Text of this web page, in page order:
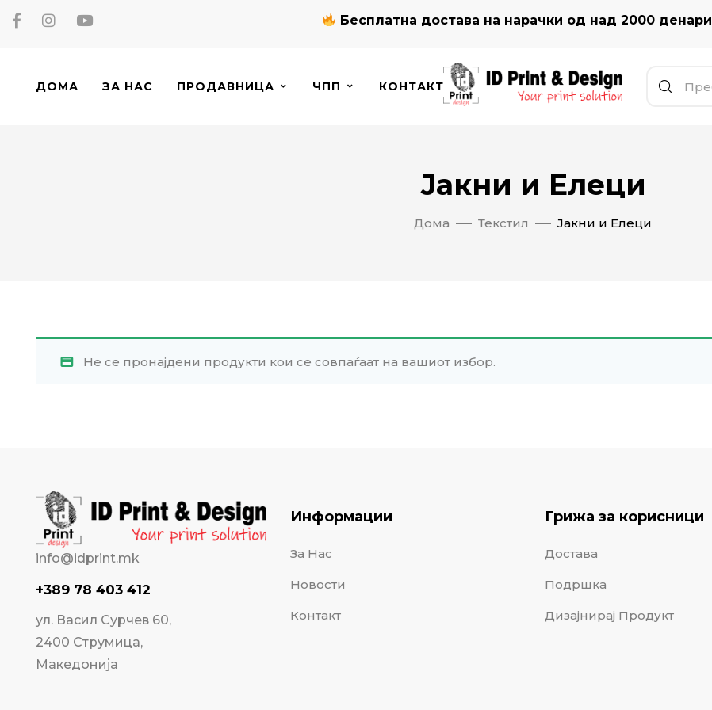
Бесплатна достава на нарачки од над 2000 денари
ДОМА ЗА НАС ПРОДАВНИЦА ЧПП КОНТАКТ
Јакни и Елеци
Дома Текстил Јакни и Елеци
Не се пронајдени продукти кои се совпаѓаат на вашиот избор.
info@idprint.mk
+389 78 403 412
ул. Васил Сурчев 60,
2400 Струмица,
Македонија
Информации
За Нас
Новости
Контакт
Грижа за корисници
Достава
Подршка
Дизајнирај Продукт